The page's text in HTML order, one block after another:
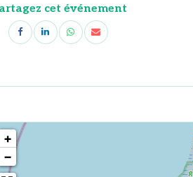
cet événement
-->
+
−